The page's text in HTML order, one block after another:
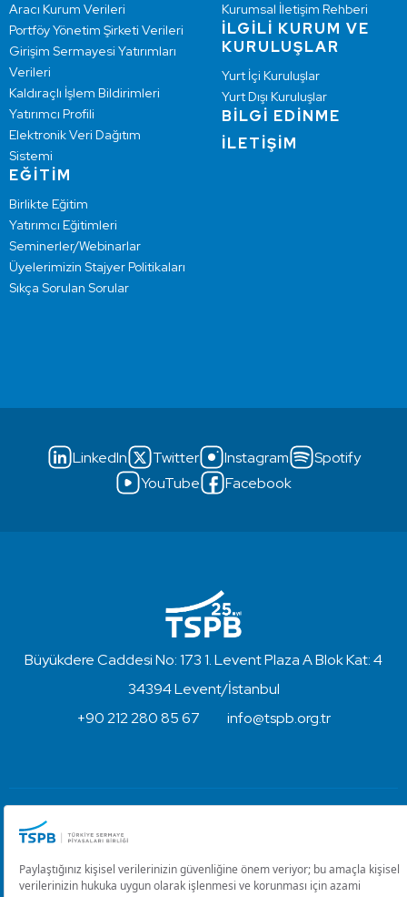
Aracı Kurum Verileri
Portföy Yönetim Şirketi Verileri
Girişim Sermayesi Yatırımları
Verileri
Kaldıraçlı İşlem Bildirimleri
Yatırımcı Profili
Elektronik Veri Dağıtım
Sistemi
EĞİTİM
Birlikte Eğitim
Yatırımcı Eğitimleri
Seminerler/Webinarlar
Üyelerimizin Stajyer Politikaları
Sıkça Sorulan Sorular
Kurumsal İletişim Rehberi
İLGİLİ KURUM VE
KURULUŞLAR
Yurt İçi Kuruluşlar
Yurt Dışı Kuruluşlar
BİLGİ EDİNME
İLETİŞİM
LinkedIn Twitter Instagram
Spotify
YouTube
Facebook
Büyükdere Caddesi No: 173 1. Levent Plaza A Blok Kat: 4
34394 Levent/İstanbul
+90 212 280 85 67
info@tspb.org.tr
Kullanım Koşulları ve Gizlilik
Çerez Ayarlarını Düzenle